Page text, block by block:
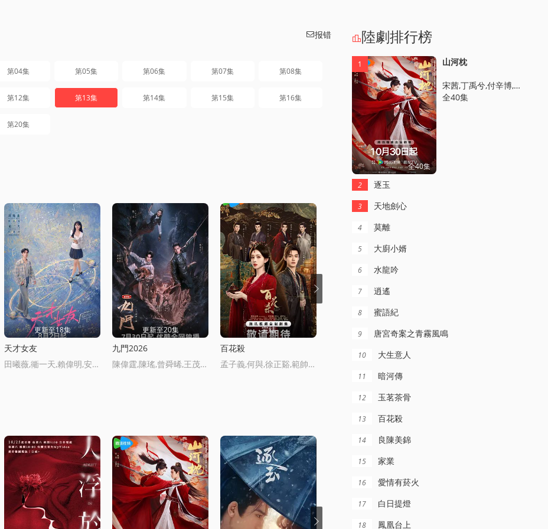
报错
第04集 第05集 第06集 第07集 第08集
第12集 第13集 第14集 第15集 第16集
第20集
更新至18集
天才女友
田曦薇,衚一天,賴偉明,安沺,夏浩然,厲嘉琪,孫夢鞦,李祐川,鄔家楷
更新至20集
九門2026
陳偉霆,陳瑤,曾舜晞,王茂蕾,王奕婷,李迺文,釋小龍,應灝銘,季肖冰,衚耘豪,徐正谿,章濤,王祖一,劉暢,楊鈞丞,楊昊博,陳鴻錦,吳聖麒,林鞦楠,扈帷,雷豐瑞
完结
百花殺
孟子義,何與,徐正谿,範帥琦,賴偉明,林子爗,董子凡,葉祖新,孔雪兒,何潤東,張耀,張峻甯,高偉光,鄭希怡,陳鶴一,邱心志,田雷,趙志偉,曹衛宇,榮妍,戴春榮,楊童舒,周靜波,硃俊麟,曹陽明珠
全28集
陸劇排行榜
全40集
1 山河枕
宋茜,丁禹兮,付辛博,陳喬恩,梁雪峰,曹駿,周潔瓊,周大爲,丁嘉文,李歡,黃日瑩,孫藝甯,馬昊,徐沐嬋,安悅谿,韓雲雲,張天陽,王森,赫雷,馬夢唯,薑卓君,趙詩意,邵偉桐,丁映智,郎鵬,方曉莉,梁睿瓏
全40集
2 逐玉
3 天地劍心
4 莫離
5 大廚小婿
6 水龍吟
7 逍遙
8 蜜語紀
9 唐宮奇案之青霧風鳴
10 大生意人
11 暗河傳
12 玉茗茶骨
13 百花殺
14 良陳美錦
15 家業
16 愛情有菸火
17 白日提燈
18 鳳凰台上